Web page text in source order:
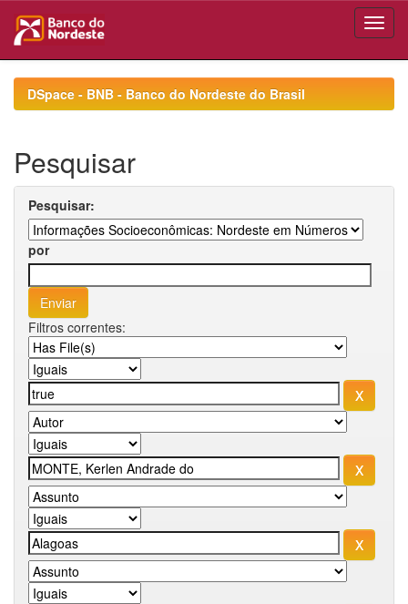
navigationDSpace - BNB - Banco do Nordeste do Brasil
Pesquisar
Pesquisar:
por
Filtros correntes: